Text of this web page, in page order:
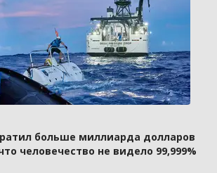
больше миллиарда долларов
человечество не видело 99,999%